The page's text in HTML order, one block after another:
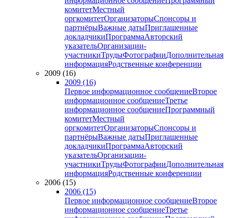
комитетМестный
оргкомитетОрганизаторыСпонсоры и
партнёрыВажные датыПриглашенные
докладчикиПрограммаАвторский
указательОрганизации-
участникиТрудыФотографииДополнительная
информацияРодственные конференции
2009 (16)
2009 (16)
Первое информационное сообщениеВторое
информационное сообщениеТретье
информационное сообщениеПрограммный
комитетМестный
оргкомитетОрганизаторыСпонсоры и
партнёрыВажные датыПриглашенные
докладчикиПрограммаАвторский
указательОрганизации-
участникиТрудыФотографииДополнительная
информацияРодственные конференции
2006 (15)
2006 (15)
Первое информационное сообщениеВторое
информационное сообщениеТретье